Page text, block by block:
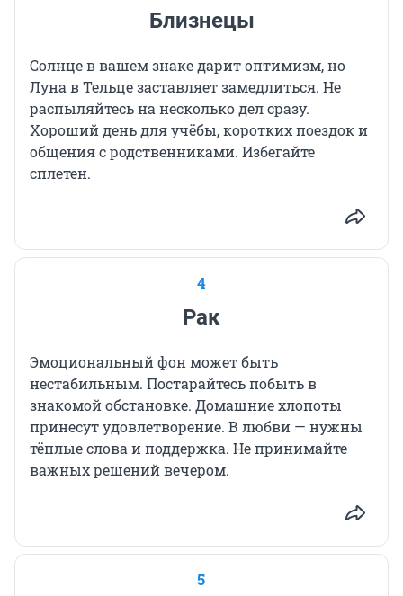
Близнецы
Солнце в вашем знаке дарит оптимизм, но
Луна в Тельце заставляет замедлиться. Не
распыляйтесь на несколько дел сразу.
Хороший день для учёбы, коротких поездок и
общения с родственниками. Избегайте
сплетен.
4
Рак
Эмоциональный фон может быть
нестабильным. Постарайтесь побыть в
знакомой обстановке. Домашние хлопоты
принесут удовлетворение. В любви — нужны
тёплые слова и поддержка. Не принимайте
важных решений вечером.
5